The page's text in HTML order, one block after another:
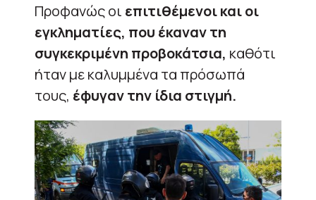
Προφανώς οι επιτιθέμενοι και οι
εγκληματίες, που έκαναν τη
συγκεκριμένη προβοκάτσια, καθότι
ήταν με καλυμμένα τα πρόσωπά
τους, έφυγαν την ίδια στιγμή.